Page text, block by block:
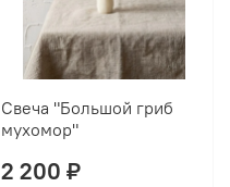
Свеча "Большой гриб
мухомор"
2 200 ₽